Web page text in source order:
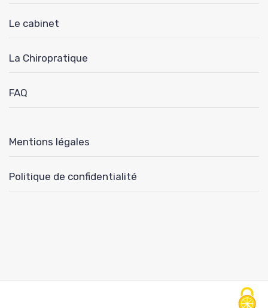
Le cabinet
La Chiropratique
FAQ
Mentions légales
Politique de confidentialité